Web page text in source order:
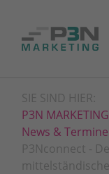
SIE SIND HIER:
P3N
News & Termine
P3Nconnect -